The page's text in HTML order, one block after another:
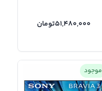
51,480,000تومان
موجود